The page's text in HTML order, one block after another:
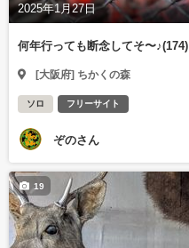
2025年1月27日
何年行っても断念してそ〜♪(174)
[大阪府] ちかくの森
ソロ フリーサイト
ぞのさん
19